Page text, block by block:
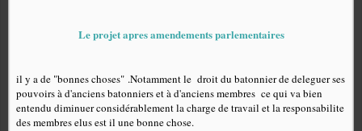
Le projet apres amendements parlementaires
il y a de "bonnes choses" .Notamment le droit du batonnier de deleguer ses
pouvoirs à d'anciens batonniers et à d'anciens membres ce qui va bien
entendu diminuer considérablement la charge de travail et la responsabilite
des membres elus est il une bonne chose.